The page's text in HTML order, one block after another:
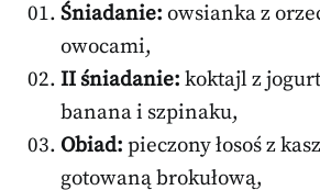
Śniadanie: owsianka z
owocami,
II śniadanie: koktajl z
banana i szpinaku,
Obiad: pieczony łosoś z
gotowaną brokułową,